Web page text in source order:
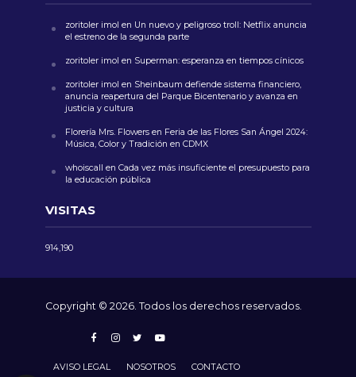
zoritoler imol en Un nuevo y peligroso troll: Netflix anuncia
el estreno de la segunda parte
zoritoler imol en Superman: esperanza en tiempos cínicos
zoritoler imol en Sheinbaum defiende sistema financiero,
anuncia reapertura del Parque Bicentenario y avanza en
justicia y cultura
Florería Mrs. Flowersen Feria de las Flores San Ángel 2024:
Música, Color y Tradición en CDMX
whoiscall en Cada vez más insuficiente el presupuesto para
la educación pública
VISITAS
914,190
Copyright © 2026. Todos los derechos reservados.
AVISO LEGAL NOSOTROS CONTACTO